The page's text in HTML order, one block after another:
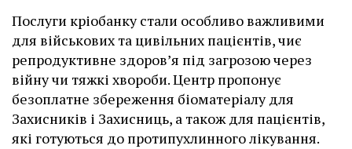
Послуги кріобанку стали особливо важливими
для військових та цивільних пацієнтів, чиє
репродуктивне здоров’я під загрозою через
війну чи тяжкі хвороби. Центр пропонує
безоплатне збереження біоматеріалу для
Захисників і Захисниць, а також для пацієнтів,
які готуються до протипухлинного лікування.